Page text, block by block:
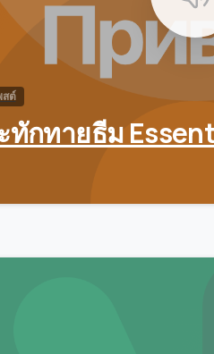
สต์
ทักทายธีม